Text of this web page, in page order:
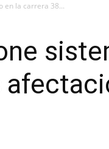
en la carrera 38...